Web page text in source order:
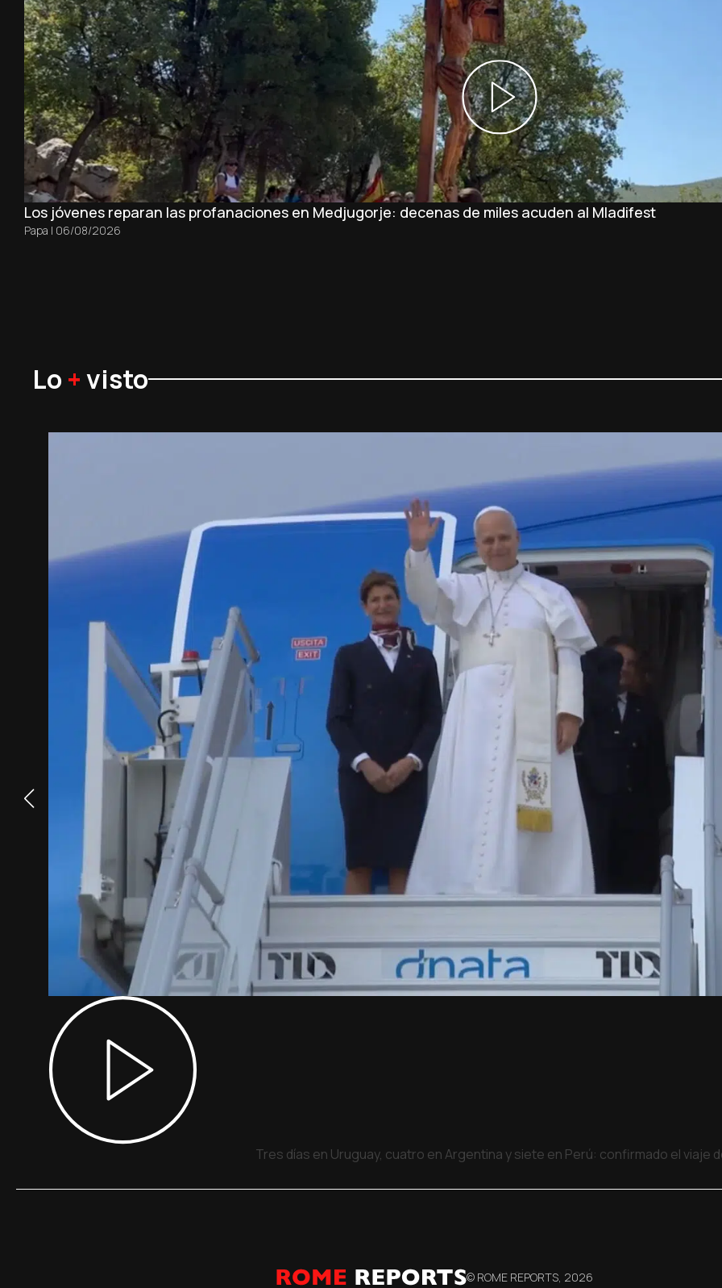
Los jóvenes reparan las profanaciones en Medjugorje: decenas de miles acuden al Mladifest
Papa | 06/08/2026
Lo +visto
Tres días en Uruguay, cuatro en Argentina y siete en Perú: confirmado el viaje
© ROME REPORTS, 2026